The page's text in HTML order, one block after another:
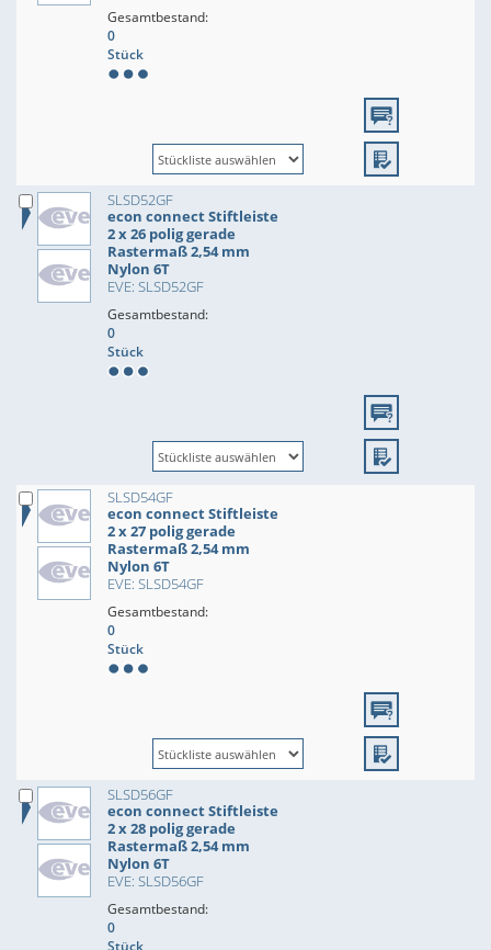
Gesamtbestand:
0
Stück
SLSD52GF
econ connect Stiftleiste
2 x 26 polig gerade
Rastermaß 2,54 mm
Nylon 6T
EVE: SLSD52GF
Gesamtbestand:
0
Stück
SLSD54GF
econ connect Stiftleiste
2 x 27 polig gerade
Rastermaß 2,54 mm
Nylon 6T
EVE: SLSD54GF
Gesamtbestand:
0
Stück
SLSD56GF
econ connect Stiftleiste
2 x 28 polig gerade
Rastermaß 2,54 mm
Nylon 6T
EVE: SLSD56GF
Gesamtbestand:
0
Stück